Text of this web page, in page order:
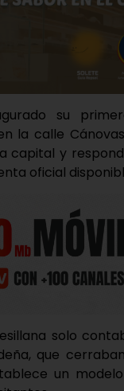
su
la calle
capital y
oficial
solo
que
un